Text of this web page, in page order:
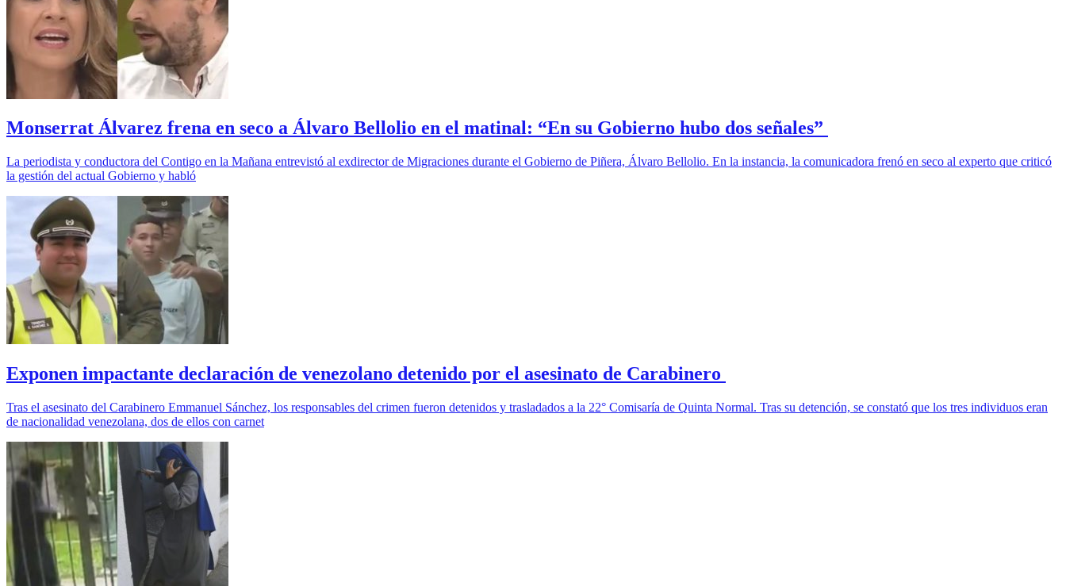
Monserrat Álvarez frena en seco a Álvaro Bellolio en el matinal: “En su Gobierno hubo dos señales”
La periodista y conductora del Contigo en la Mañana entrevistó al exdirector de Migraciones durante el Gobierno de Piñera, Álvaro Bellolio. En la instancia, la comunicadora frenó en seco al experto que criticó
la gestión del actual Gobierno y habló
Exponen impactante declaración de venezolano detenido por el asesinato de Carabinero
Tras el asesinato del Carabinero Emmanuel Sánchez, los responsables del crimen fueron detenidos y trasladados a la 22° Comisaría de Quinta Normal. Tras su detención, se constató que los tres individuos eran
de nacionalidad venezolana, dos de ellos con carnet